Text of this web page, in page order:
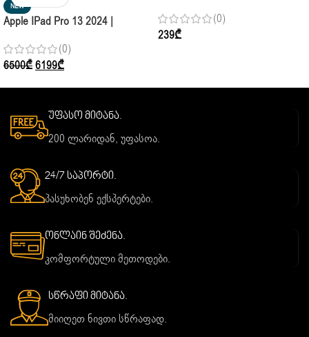
NEW
Apple IPad Pro 13 2024 |
Space Black(0)
6500₾6199₾
4GB 64GB BLUE
(0)
239₾
უფასო მიტანა.
200 ლარიდან, უფასოა.
24/7 საპორტი.
პასუხობენ ექსპერტები.
ონლაინ შეძენა.
კომფორტული მეთოდები.
სწრაფი მიტანა.
მიიღეთ ნივთი სწრაფად.